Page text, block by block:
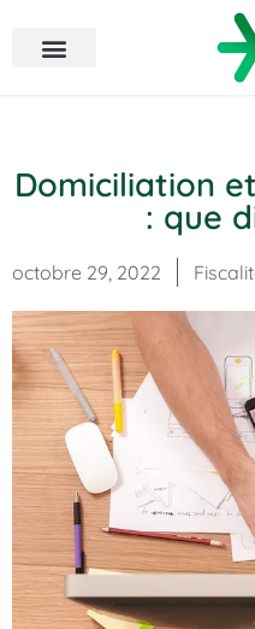
Domiciliation
: que
octobre 29, 2022